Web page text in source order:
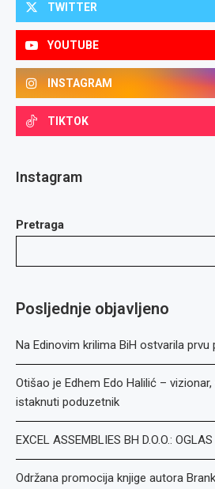
TWITTER
YOUTUBE
INSTAGRAM
TIKTOK
Instagram
Pretraga
Posljednje objavljeno
Na Edinovim krilima BiH ostvarila prvu
Otišao je Edhem Edo Halilić –
istaknuti poduzetnik
EXCEL ASSEMBLIES BH D.O.O.:
Održana promocija knjige autora